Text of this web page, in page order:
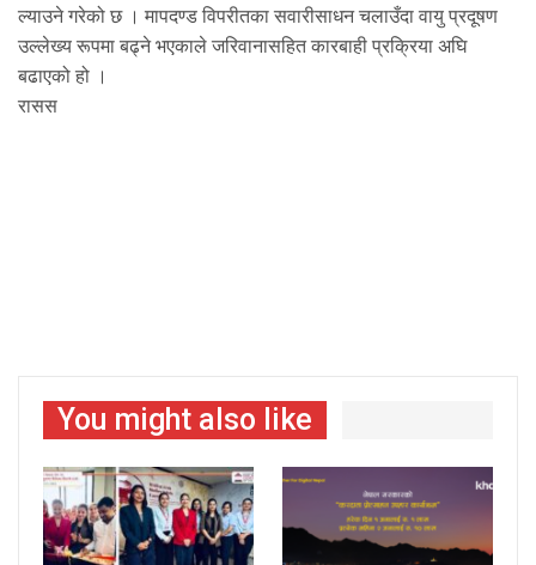
ल्याउने गरेको छ । मापदण्ड विपरीतका सवारीसाधन चलाउँदा वायु प्रदूषण
उल्लेख्य रूपमा बढ्ने भएकाले जरिवानासहित कारबाही प्रक्रिया अघि
बढाएको हो ।
रासस
You might also like